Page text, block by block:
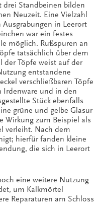
drei Standbeinen bilden
Neuzeit. Eine Vielzahl
in Leerort
war ein festes
möglich. Rußspuren an
tatsächlich über dem
der Töpfe weist auf der
entstandene
verschließbaren Töpfe
Irdenware und in den
Stück ebenfalls
grüne und gelbe Glasur
Wirkung zum Beispiel als
verleiht. Nach dem
hierfür fanden kleine
die sich in Leerort
eine weitere Nutzung
um Kalkmörtel
Reparaturen am Schloss